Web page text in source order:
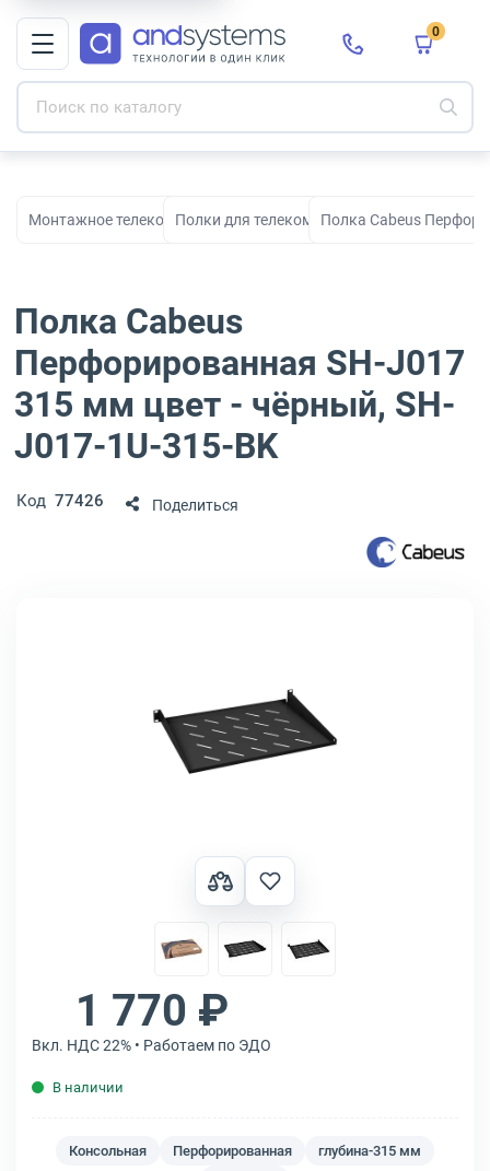
0
Монтажное телекоммуникационное оборудование для СКС и
Полки для телекоммуникационных шкафов
Полка Cabeus
Полка Cabeus
Перфорированная SH-J017
315 мм цвет - чёрный, SH-
J017-1U-315-BK
Код 77426 Поделиться
1 770 ₽
Вкл. НДС 22% • Работаем по ЭДО
В наличии
Консольная Перфорированная
глубина-315 мм